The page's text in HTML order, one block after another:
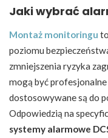
Jaki wybrać
Montaż monitoringu
poziomu
zmniejszenia ryzyka
mogą być
dostosowywane są do
Odpowiedzią na
systemy alarmowe